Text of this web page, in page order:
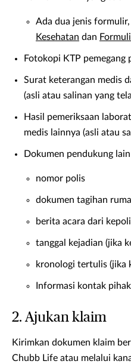
Ada dua jenis
Kesehatan dan
Fotokopi KTP
Surat keterangan medis
(asli atau salinan yang
Hasil pemeriksaan
medis lainnya (asli atau
Dokumen pendukung
nomor polis
dokumen tagihan
berita acara dari
tanggal kejadian (jika
kronologi tertulis (jika
Informasi kontak
2. Ajukan klaim
Kirimkan dokumen klaim
Chubb Life atau melalui